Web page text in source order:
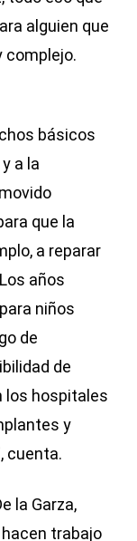
alguien que
complejo.
básicos
a la
que la
a reparar
años
niños
de
de
los hospitales
y
cuenta.
la Garza,
trabajo